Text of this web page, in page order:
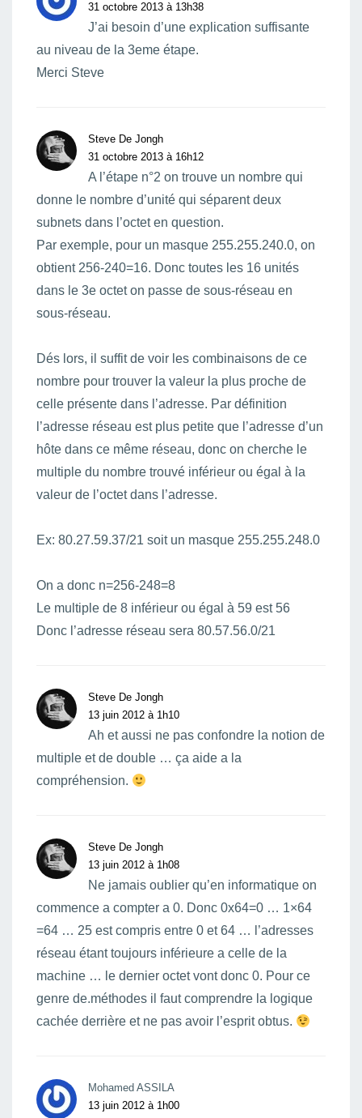
31 octobre 2013 à 13h38
J’ai besoin d’une explication suffisante
au niveau de la 3eme étape.
Merci Steve
Steve De Jongh
31 octobre 2013 à 16h12
A l’étape n°2 on trouve un nombre qui
donne le nombre d’unité qui séparent deux
subnets dans l’octet en question.
Par exemple, pour un masque 255.255.240.0, on
obtient 256-240=16. Donc toutes les 16 unités
dans le 3e octet on passe de sous-réseau en
sous-réseau.
Dés lors, il suffit de voir les combinaisons de ce
nombre pour trouver la valeur la plus proche de
celle présente dans l’adresse. Par définition
l’adresse réseau est plus petite que l’adresse d’un
hôte dans ce même réseau, donc on cherche le
multiple du nombre trouvé inférieur ou égal à la
valeur de l’octet dans l’adresse.
Ex: 80.27.59.37/21 soit un masque 255.255.248.0
On a donc n=256-248=8
Le multiple de 8 inférieur ou égal à 59 est 56
Donc l’adresse réseau sera 80.57.56.0/21
Steve De Jongh
13 juin 2012 à 1h10
Ah et aussi ne pas confondre la notion de
multiple et de double … ça aide a la
compréhension.
Steve De Jongh
13 juin 2012 à 1h08
Ne jamais oublier qu’en informatique on
commence a compter a 0. Donc 0x64=0 … 1×64
=64 … 25 est compris entre 0 et 64 … l’adresses
réseau étant toujours inférieure a celle de la
machine … le dernier octet vont donc 0. Pour ce
genre de.méthodes il faut comprendre la logique
cachée derrière et ne pas avoir l’esprit obtus.
Mohamed ASSILA
13 juin 2012 à 1h00